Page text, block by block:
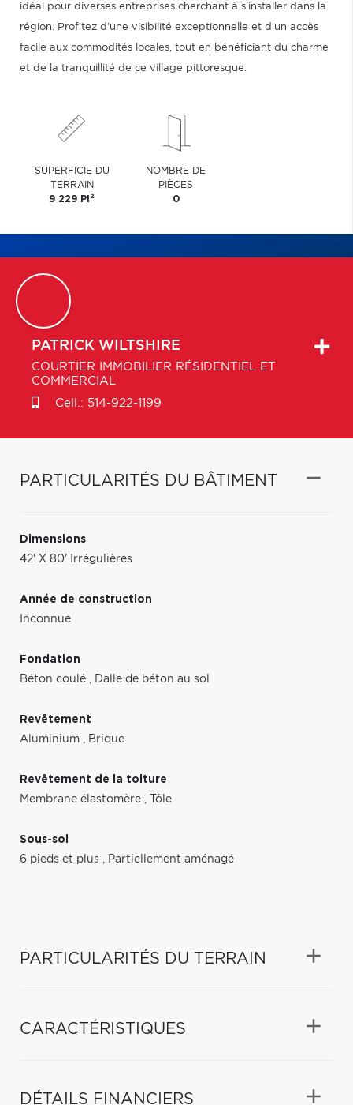
idéal pour diverses entreprises cherchant à s'installer dans la
région. Profitez d'une visibilité exceptionnelle et d'un accès
facile aux commodités locales, tout en bénéficiant du charme
et de la tranquillité de ce village pittoresque.
SUPERFICIE DU
TERRAIN
9 229 PI 2
NOMBRE DE
PIÈCES
0
PATRICK WILTSHIRE
COURTIER IMMOBILIER RÉSIDENTIEL ET
COMMERCIAL
Cell.: 514-922-1199
PARTICULARITÉS DU BÂTIMENT
Dimensions
42' X 80' Irrégulières
Année de construction
Inconnue
Fondation
Béton coulé
Dalle de béton au sol
Revêtement
Aluminium
Brique
Revêtement de la toiture
Membrane élastomère
Tôle
Sous-sol
6 pieds et plus
Partiellement aménagé
PARTICULARITÉS DU TERRAIN
CARACTÉRISTIQUES
DÉTAILS FINANCIERS